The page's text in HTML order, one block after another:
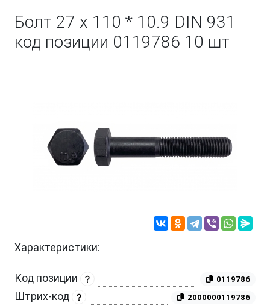
Болт 27 х 110 * 10.9 DIN 931
код позиции 0119786 10 шт
Характеристики:
Код позиции 0119786
Штрих-код 2000000119786